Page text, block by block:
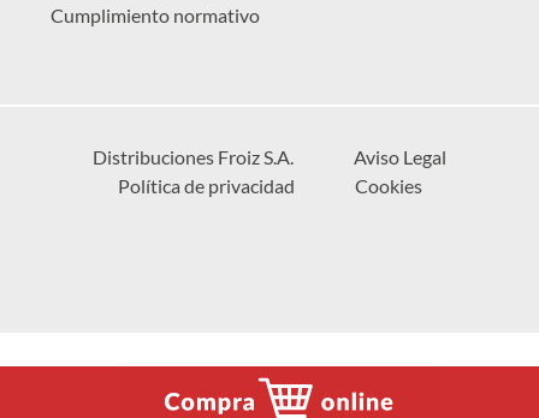
Cumplimiento normativo
Distribuciones Froiz S.A.
Aviso Legal
Política de privacidad
Cookies